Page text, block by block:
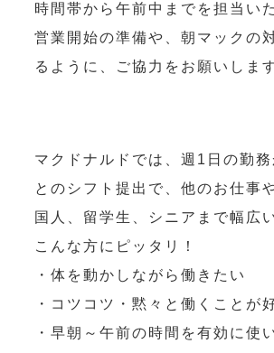
時間帯から午前中までを担当い
営業開始の準備や、朝マックの
るように、ご協力をお願いします
マクドナルドでは、週1日の勤
とのシフト提出で、他のお仕事
国人、留学生、シニアまで幅広
こんな方にピッタリ！
・体を動かしながら働きたい
・コツコツ・黙々と働くことが
・早朝～午前の時間を有効に使